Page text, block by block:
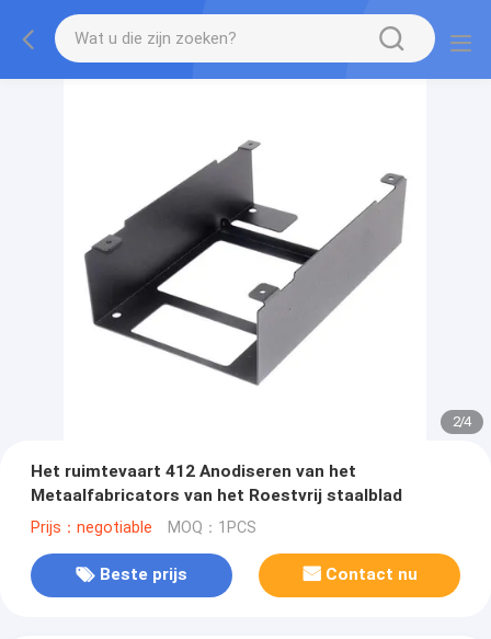
2/4
Het ruimtevaart 412 Anodiseren van het
Metaalfabricators van het Roestvrij staalblad
Prijs：negotiable MOQ：1PCS
Beste prijs Contact nu